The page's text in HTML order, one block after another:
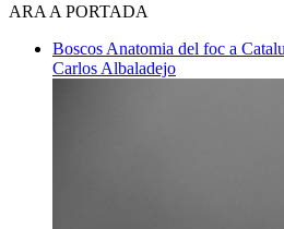
ARA A PORTADA
Boscos Anatomia del foc a
Carlos Albaladejo